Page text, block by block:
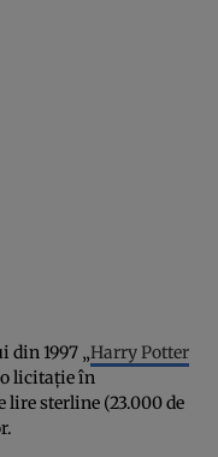
din 1997 „Harry Potter
licitație în
lire sterline (23.000 de